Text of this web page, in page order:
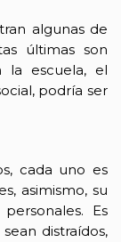
algunas de
últimas son
la escuela, el
podría ser
cada uno es
asimismo, su
Es
distraídos,